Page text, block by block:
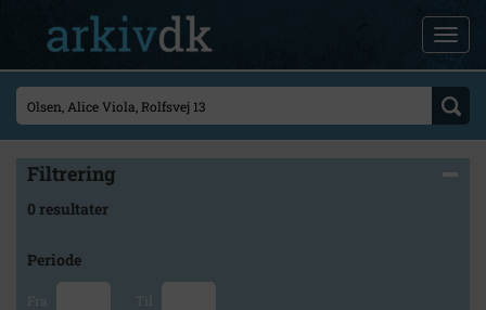
Filtrering
0 resultater
Periode
Fra Til